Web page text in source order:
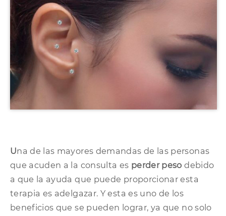
Una de las mayores demandas de las personas
que acuden a la consulta es perder peso debido
a que la ayuda que puede proporcionar esta
terapia es adelgazar. Y esta es uno de los
beneficios que se pueden lograr, ya que no solo